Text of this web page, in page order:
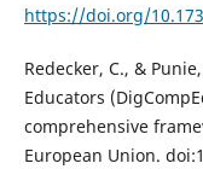
https://doi.org/
Redecker, C., &
Educators
comprehensive
European Union.